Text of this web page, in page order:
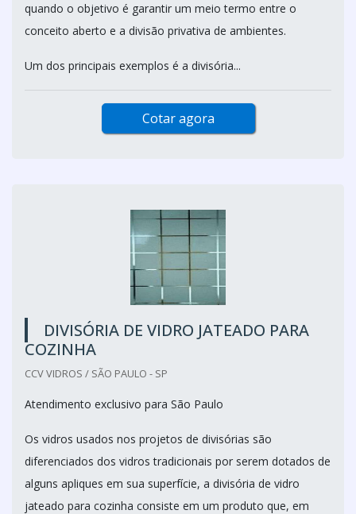
quando o objetivo é garantir um meio termo entre o
conceito aberto e a divisão privativa de ambientes.
Um dos principais exemplos é a divisória...
Cotar agora
DIVISÓRIA DE VIDRO JATEADO PARA
COZINHA
CCV VIDROS / SÃO PAULO - SP
Atendimento exclusivo para São Paulo
Os vidros usados nos projetos de divisórias são
diferenciados dos vidros tradicionais por serem dotados de
alguns apliques em sua superfície, a divisória de vidro
jateado para cozinha consiste em um produto que, em